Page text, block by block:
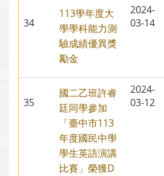
34
113學年度大
學學科能力測
驗成績優異獎
勵金
2024-
03-14
35
國二乙班許睿
廷同學參加
「臺中市113
年度國民中學
學生英語演講
比賽」榮獲D
2024-
03-12